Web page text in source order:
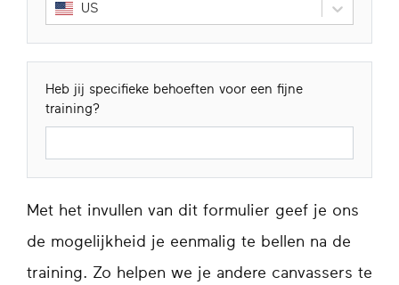
US
Heb jij specifieke behoeften voor een fijne
training?
Met het invullen van dit formulier geef je ons
de mogelijkheid je eenmalig te bellen na de
training. Zo helpen we je andere canvassers te